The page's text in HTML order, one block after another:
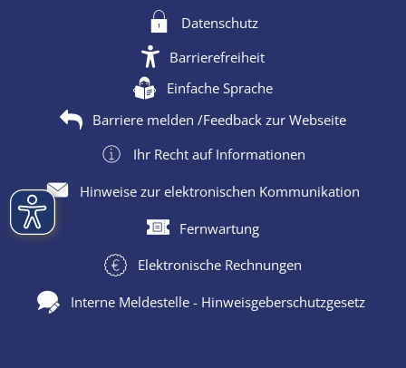
Datenschutz
Barrierefreiheit
Einfache Sprache
Barriere melden /Feedback zur Webseite
Ihr Recht auf Informationen
Hinweise zur elektronischen Kommunikation
Fernwartung
Elektronische Rechnungen
Interne Meldestelle - Hinweisgeberschutzgesetz